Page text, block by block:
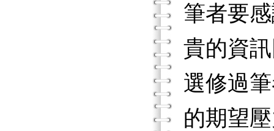
筆者要
貴的資
選修過
的期望